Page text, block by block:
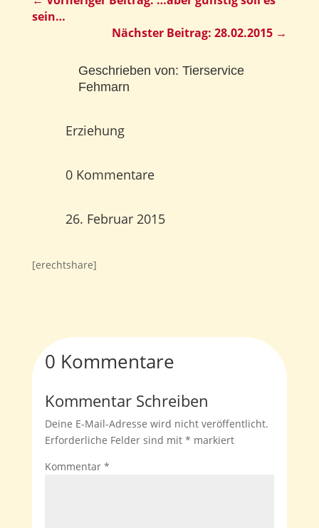
sein…
Nächster Beitrag: 28.02.2015 →
Geschrieben von: Tierservice
Fehmarn
Erziehung
0 Kommentare
26. Februar 2015
[erechtshare]
0 Kommentare
Kommentar Schreiben
Deine E-Mail-Adresse wird nicht veröffentlicht.
Erforderliche Felder sind mit * markiert
Kommentar *